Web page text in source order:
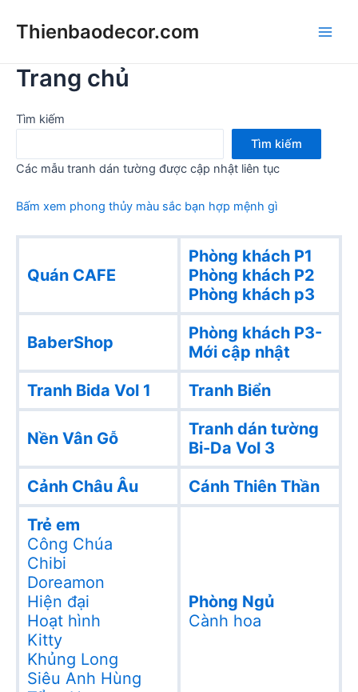
Thienbaodecor.com
Trang chủ
Tìm kiếm
Tìm kiếm
Các mẫu tranh dán tường được cập nhật liên tục
Bấm xem phong thủy màu sắc bạn hợp mệnh gì
Quán CAFE
Phòng khách P1
Phòng khách P2
Phòng khách p3
BaberShop
Phòng khách P3-
Mới cập nhật
Tranh Bida Vol 1
Tranh Biển
Nền Vân Gỗ
Tranh dán tường
Bi-Da Vol 3
Cảnh Châu Âu
Cánh Thiên Thần
Trẻ em
Công Chúa
Chibi
Doreamon
Hiện đại
Hoạt hình
Kitty
Khủng Long
Siêu Anh Hùng
Phòng Ngủ
Cành hoa